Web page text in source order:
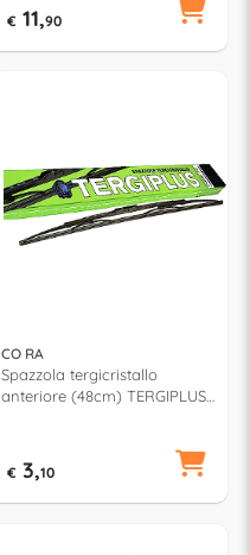
€ 11,90
CO RA
Spazzola tergicristallo
anteriore (48cm) TERGIPLUS
€ 3,10